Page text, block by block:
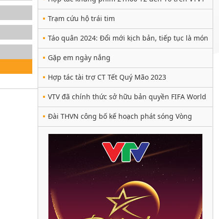
Trạm cứu hộ trái tim
Táo quân 2024: Đổi mới kịch bản, tiếp tục là món
ăn tinh thần hấp dẫn
Gặp em ngày nắng
Hợp tác tài trợ CT Tết Quý Mão 2023
VTV đã chính thức sở hữu bản quyền FIFA World
Cup 2022™
Đài THVN công bố kế hoạch phát sóng Vòng
Chung kết UEFA EURO 2020™